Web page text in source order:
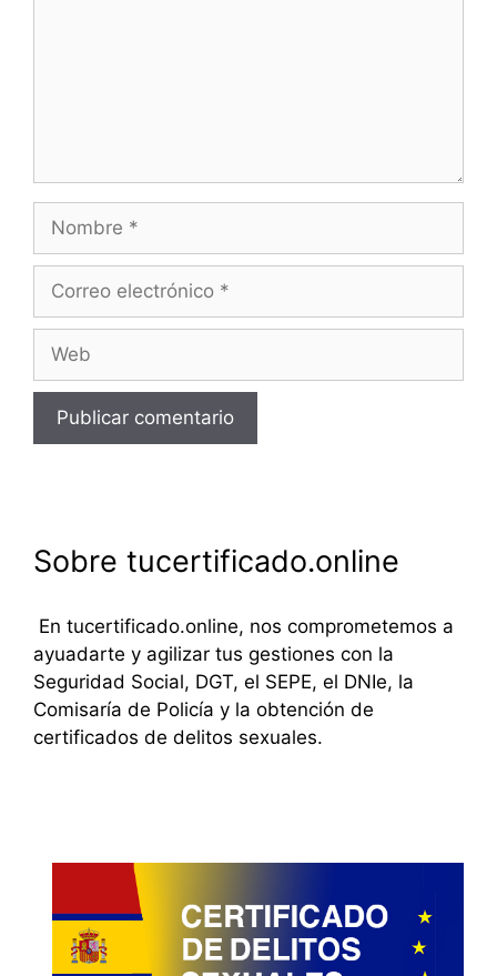
Nombre
Correo
Web
Sobre tucertificado.online
En tucertificado.online, nos comprometemos a
ayuadarte y agilizar tus gestiones con la
Seguridad Social, DGT, el SEPE, el DNIe, la
Comisaría de Policía y la obtención de
certificados de delitos sexuales.